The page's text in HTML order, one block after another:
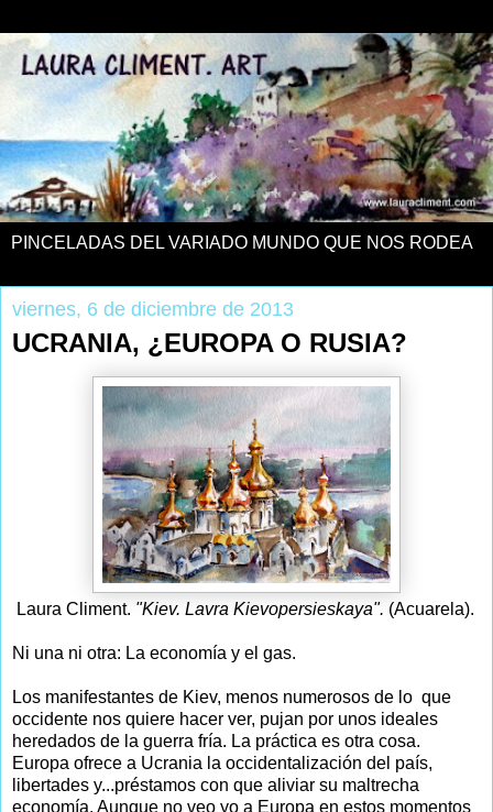
PINCELADAS DEL VARIADO MUNDO QUE NOS RODEA
viernes, 6 de diciembre de 2013
UCRANIA, ¿EUROPA O RUSIA?
Laura Climent. "Kiev. Lavra Kievopersieskaya". (Acuarela).
Ni una ni otra: La economía y el gas.
Los manifestantes de Kiev, menos numerosos de lo que
occidente nos quiere hacer ver, pujan por unos ideales
heredados de la guerra fría. La práctica es otra cosa.
Europa ofrece a Ucrania la occidentalización del país,
libertades y...préstamos con que aliviar su maltrecha
economía. Aunque no veo yo a Europa en estos momentos